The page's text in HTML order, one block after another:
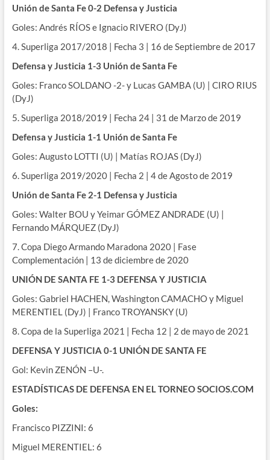
Unión de Santa Fe 0-2 Defensa y Justicia
Goles: Andrés RÍOS e Ignacio RIVERO (DyJ)
4. Superliga 2017/2018 | Fecha 3 | 16 de Septiembre de 2017
Defensa y Justicia 1-3 Unión de Santa Fe
Goles: Franco SOLDANO -2- y Lucas GAMBA (U) | CIRO RIUS
(DyJ)
5. Superliga 2018/2019 | Fecha 24 | 31 de Marzo de 2019
Defensa y Justicia 1-1 Unión de Santa Fe
Goles: Augusto LOTTI (U) | Matías ROJAS (DyJ)
6. Superliga 2019/2020 | Fecha 2 | 4 de Agosto de 2019
Unión de Santa Fe 2-1 Defensa y Justicia
Goles: Walter BOU y Yeimar GÓMEZ ANDRADE (U) |
Fernando MÁRQUEZ (DyJ)
7. Copa Diego Armando Maradona 2020 | Fase
Complementación | 13 de diciembre de 2020
UNIÓN DE SANTA FE 1-3 DEFENSA Y JUSTICIA
Goles: Gabriel HACHEN, Washington CAMACHO y Miguel
MERENTIEL (DyJ) | Franco TROYANSKY (U)
8. Copa de la Superliga 2021 | Fecha 12 | 2 de mayo de 2021
DEFENSA Y JUSTICIA 0-1 UNIÓN DE SANTA FE
Gol: Kevin ZENÓN –U-.
ESTADÍSTICAS DE DEFENSA EN EL TORNEO SOCIOS.COM
Goles:
Francisco PIZZINI: 6
Miguel MERENTIEL: 6